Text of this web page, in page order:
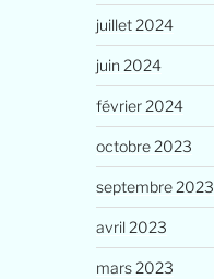
juillet 2024
juin 2024
février 2024
octobre 2023
septembre 2023
avril 2023
mars 2023